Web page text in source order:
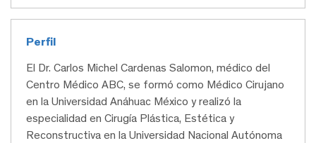
Perfil
El Dr. Carlos Michel Cardenas Salomon, médico del
Centro Médico ABC, se formó como Médico Cirujano
en la Universidad Anáhuac México y realizó la
especialidad en Cirugía Plástica, Estética y
Reconstructiva en la Universidad Nacional Autónoma